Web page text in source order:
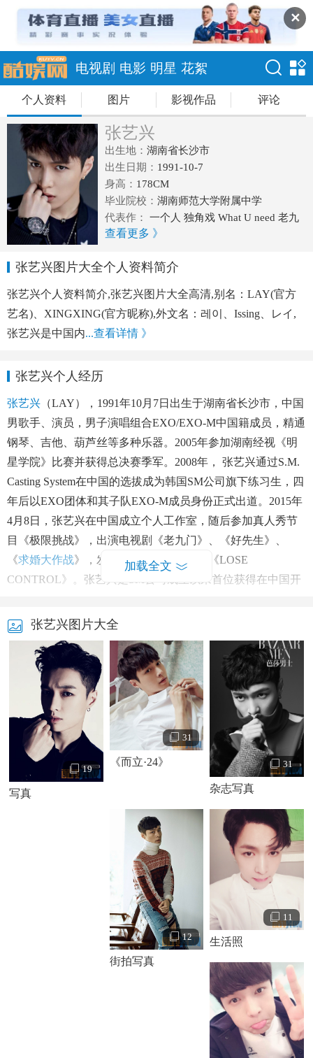
✕
电视剧 电影 明星 花絮
个人资料 图片 影视作品 评论
张艺兴
出生地： 湖南省长沙市
出生日期： 1991-10-7
身高： 178CM
毕业院校： 湖南师范大学附属中学
代表作：
一个人 独角戏 What U need 老九
门 功夫瑜伽
查看更多 》
张艺兴图片大全个人资料简介
张艺兴个人资料简介,张艺兴图片大全高清,别名：LAY(官方
艺名)、XINGXING(官方昵称),外文名：레이、Issing、レイ,
张艺兴是中国内...查看详情 》
张艺兴个人经历
张艺兴 （LAY），1991年10月7日出生于湖南省长沙市，中国
男歌手、演员，男子演唱组合EXO/EXO-M中国籍成员，精通
钢琴、吉他、葫芦丝等多种乐器。2005年参加湖南经视《明
星学院》比赛并获得总决赛季军。2008年， 张艺兴通过S.M.
Casting System在中国的选拔成为韩国SM公司旗下练习生，四
年后以EXO团体和其子队EXO-M成员身份正式出道。2015年
4月8日，张艺兴在中国成立个人工作室，随后参加真人秀节
目《极限挑战》，出演电视剧《老九门》、《好先生》、
《求婚大作战》，发行个人首张创作专辑《LOSE
CONTROL》。张艺兴是SM公司成立以来首位获得在中国开
张艺兴个人资料简介 张艺兴个人经历及家庭背景介绍 张艺兴
：张艺兴1991年出生在湖南长沙，中学就读
附属中学，自小生活在书香世家里，父亲为
在长沙经营一家服装店，家庭条件殷实。自小张
加载全文
张艺兴图片大全
19
写真
31
《而立·24》 31
杂志写真
12
街拍写真
11
生活照